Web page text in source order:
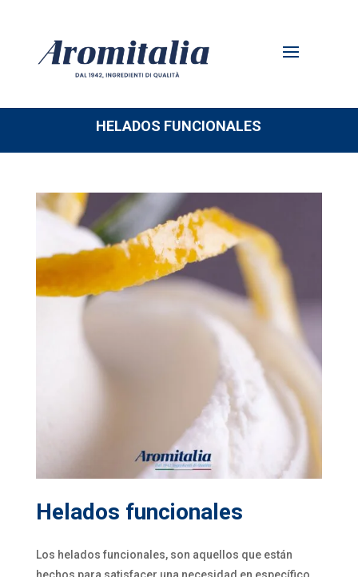
HELADOS FUNCIONALES
Helados funcionales
Los helados funcionales, son aquellos que están